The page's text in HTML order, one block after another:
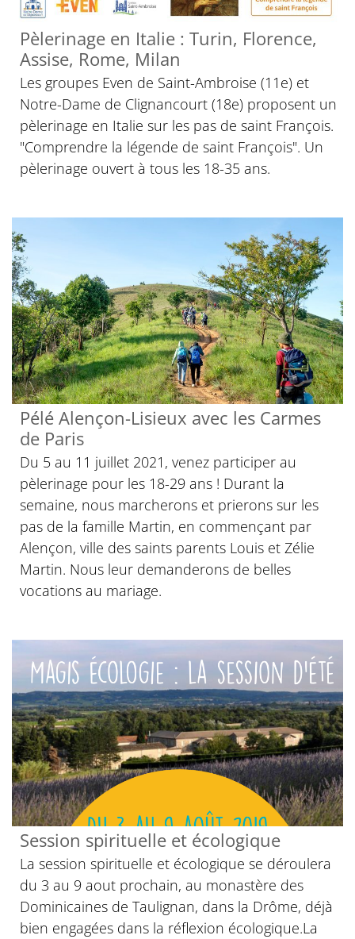
Pèlerinage en Italie : Turin, Florence,
Assise, Rome, Milan
Les groupes Even de Saint-Ambroise (11e) et
Notre-Dame de Clignancourt (18e) proposent un
pèlerinage en Italie sur les pas de saint François.
"Comprendre la légende de saint François". Un
pèlerinage ouvert à tous les 18-35 ans.
Pélé Alençon-Lisieux avec les Carmes
de Paris
Du 5 au 11 juillet 2021, venez participer au
pèlerinage pour les 18-29 ans ! Durant la
semaine, nous marcherons et prierons sur les
pas de la famille Martin, en commençant par
Alençon, ville des saints parents Louis et Zélie
Martin. Nous leur demanderons de belles
vocations au mariage.
Session spirituelle et écologique
La session spirituelle et écologique se déroulera
du 3 au 9 aout prochain, au monastère des
Dominicaines de Taulignan, dans la Drôme, déjà
bien engagées dans la réflexion écologique.La